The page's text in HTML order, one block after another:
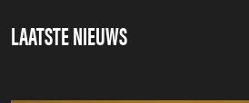
LAATSTE NIEUWS